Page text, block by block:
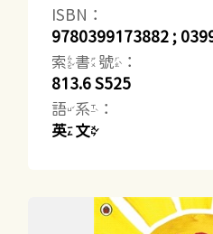
ISBN：
9780399173882 ;
索書號：
813.6 S525
語系：
英文